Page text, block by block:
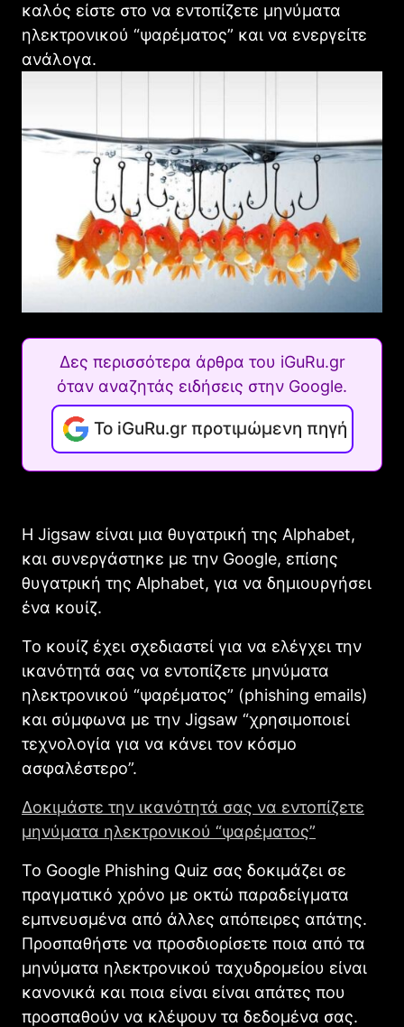
καλός είστε στο να εντοπίζετε μηνύματα
ηλεκτρονικού “ψαρέματος” και να ενεργείτε
ανάλογα.
Δες περισσότερα άρθρα του iGuRu.gr
όταν αναζητάς ειδήσεις στην Google.
Το iGuRu.gr προτιμώμενη πηγή
Η Jigsaw είναι μια θυγατρική της Alphabet,
και συνεργάστηκε με την Google, επίσης
θυγατρική της Alphabet, για να δημιουργήσει
ένα κουίζ.
Το κουίζ έχει σχεδιαστεί για να ελέγχει την
ικανότητά σας να εντοπίζετε μηνύματα
ηλεκτρονικού “ψαρέματος” (phishing emails)
και σύμφωνα με την Jigsaw “χρησιμοποιεί
τεχνολογία για να κάνει τον κόσμο
ασφαλέστερο”.
Δοκιμάστε την ικανότητά σας να εντοπίζετε
μηνύματα ηλεκτρονικού “ψαρέματος”
Το Google Phishing Quiz σας δοκιμάζει σε
πραγματικό χρόνο με οκτώ παραδείγματα
εμπνευσμένα από άλλες απόπειρες απάτης.
Προσπαθήστε να προσδιορίσετε ποια από τα
μηνύματα ηλεκτρονικού ταχυδρομείου είναι
κανονικά και ποια είναι είναι απάτες που
προσπαθούν να κλέψουν τα δεδομένα σας.